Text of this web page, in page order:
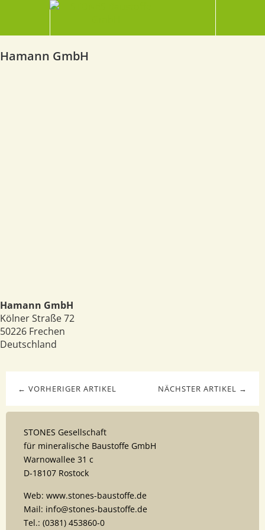
Hamann GmbH
Hamann GmbH
Kölner Straße 72
50226 Frechen
Deutschland
NÄCHSTER ARTIKEL →
← VORHERIGER ARTIKEL
STONES Gesellschaft
für mineralische Baustoffe GmbH
Warnowallee 31 c
D-18107 Rostock
Web: www.stones-baustoffe.de
Mail: info@stones-baustoffe.de
Tel.: (0381) 453860-0